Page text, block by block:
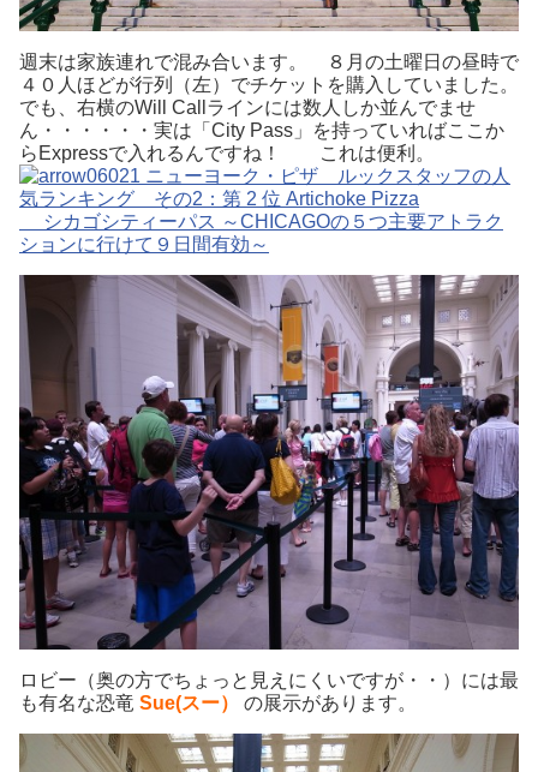
週末は家族連れで混み合います。 ８月の土曜日の昼時で
４０人ほどが行列（左）でチケットを購入していました。
でも、右横のWill Callラインには数人しか並んでませ
ん・・・・・・実は「City Pass」を持っていればここか
らExpressで入れるんですね！ これは便利。
シカゴシティーパス ～CHICAGOの５つ主要アトラク
ションに行けて９日間有効～
ロビー（奥の方でちょっと見えにくいですが・・）には最
も有名な恐竜 Sue(スー） の展示があります。